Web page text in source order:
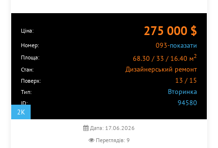
Ціна: 275 000 $
Номер: 093-показати
Площа: 68.30 / 33 / 16.40 м2
Стан:
Дизайнерський ремонт
Поверх: 13 / 15
Тип: Вторинка
ID:
94580
2K
Дата: 17.06.2026
Переглядів: 9